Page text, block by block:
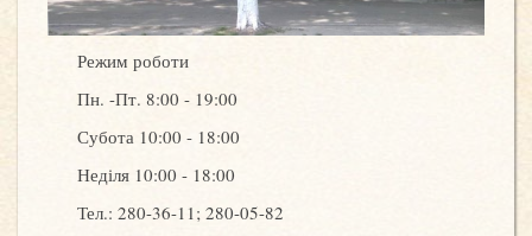
Режим роботи
Пн. -Пт. 8:00 - 19:00
Субота 10:00 - 18:00
Неділя 10:00 - 18:00
Тел.: 280-36-11; 280-05-82